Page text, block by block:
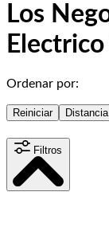
Los
Ordenar por:
Reiniciar Distancia